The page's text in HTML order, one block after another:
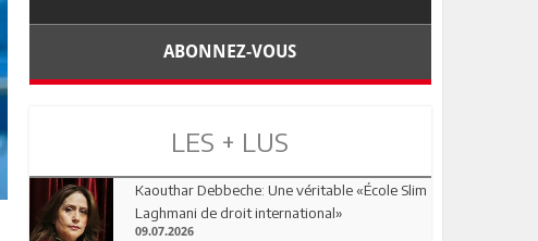
ABONNEZ-VOUS
LES + LUS
Kaouthar Debbeche: Une véritable «École Slim
Laghmani de droit international»
09.07.2026